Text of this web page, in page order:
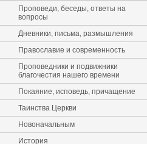
Проповеди, беседы, ответы на
вопросы
Дневники, письма, размышления
Православие и современность
Проповедники и подвижники
благочестия нашего времени
Покаяние, исповедь, причащение
Таинства Церкви
Новоначальным
История